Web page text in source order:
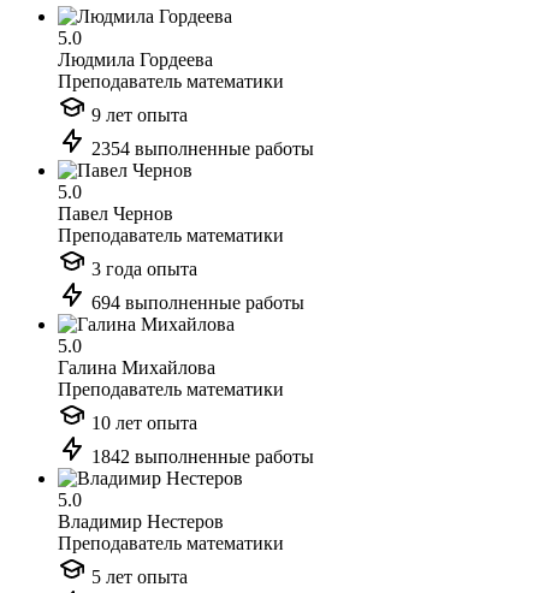
5.0
Людмила Гордеева
Преподаватель математики
9 лет опыта
2354 выполненные работы
5.0
Павел Чернов
Преподаватель математики
3 года опыта
694 выполненные работы
5.0
Галина Михайлова
Преподаватель математики
10 лет опыта
1842 выполненные работы
5.0
Владимир Нестеров
Преподаватель математики
5 лет опыта